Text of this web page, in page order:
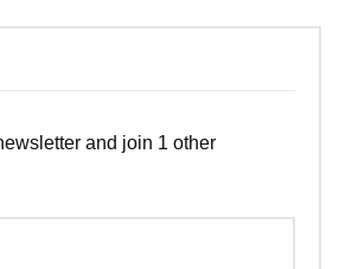
and join 1 other